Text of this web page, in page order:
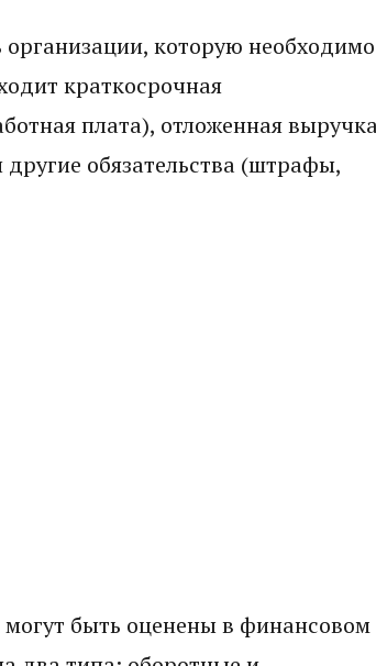
организации, которую необходимо
краткосрочная
плата), отложенная
обязательства (штрафы,
быть оценены в финансовом